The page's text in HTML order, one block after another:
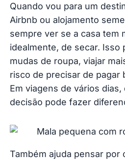
Quando vou para um
Airbnb ou alojamento
sempre ver se a casa tem
idealmente, de secar. Isso
mudas de roupa, viajar
risco de precisar de pagar
Em viagens de vários
decisão pode fazer
Também ajuda pensar por